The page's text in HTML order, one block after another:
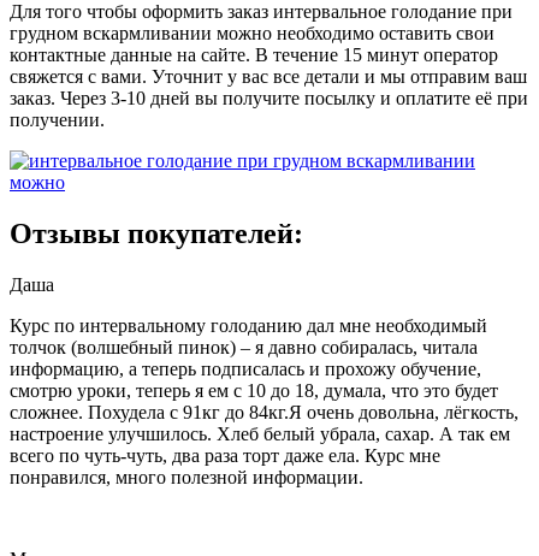
Для того чтобы оформить заказ интервальное голодание при
грудном вскармливании можно необходимо оставить свои
контактные данные на сайте. В течение 15 минут оператор
свяжется с вами. Уточнит у вас все детали и мы отправим ваш
заказ. Через 3-10 дней вы получите посылку и оплатите её при
получении.
Отзывы покупателей:
Даша
Курс по интервальному голоданию дал мне необходимый
толчок (волшебный пинок) – я давно собиралась, читала
информацию, а теперь подписалась и прохожу обучение,
смотрю уроки, теперь я ем с 10 до 18, думала, что это будет
сложнее. Похудела с 91кг до 84кг.Я очень довольна, лёгкость,
настроение улучшилось. Хлеб белый убрала, сахар. А так ем
всего по чуть-чуть, два раза торт даже ела. Курс мне
понравился, много полезной информации.